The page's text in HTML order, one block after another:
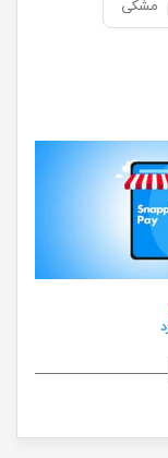
مشکی